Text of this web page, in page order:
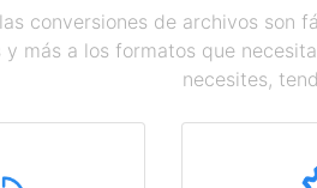
conversiones de archivos
y más a los formatos que
necesites,